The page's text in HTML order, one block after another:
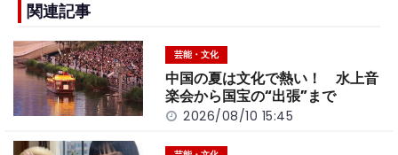
b
o
o
k
n
k
関連記事
芸能・文化
中国の夏は文化で熱い！ 水上音
楽会から国宝の“出張”まで
2026/08/10 15:45